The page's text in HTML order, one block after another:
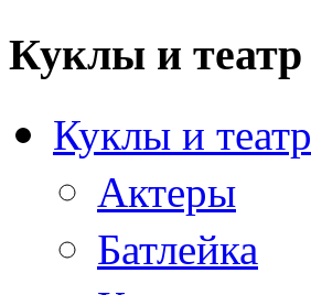
Куклы и театр
Куклы и театр
Актеры
Батлейка